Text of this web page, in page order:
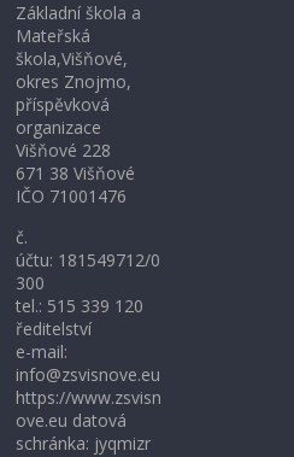
Základní škola a
Mateřská
škola,Višňové,
okres Znojmo,
příspěvková
organizace
Višňové 228
671 38 Višňové
IČO 71001476
č.
účtu: 181549712/0
300
tel.: 515 339 120
ředitelství
e-mail:
info@zsvisnove.eu
https://www.zsvisn
ove.eu datová
schránka: jyqmizr